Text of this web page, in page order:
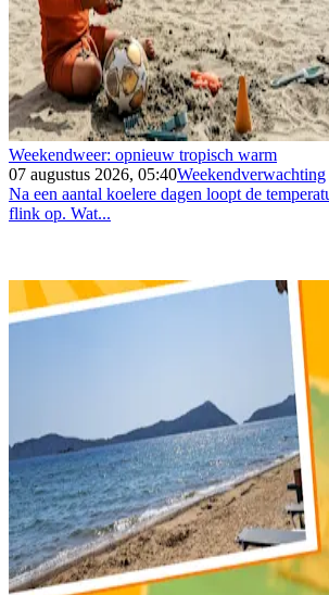
Weekendweer: opnieuw tropisch warm
07 augustus 2026, 05:40Weekendverwachting
Na een aantal koelere dagen loopt de
flink op. Wat...